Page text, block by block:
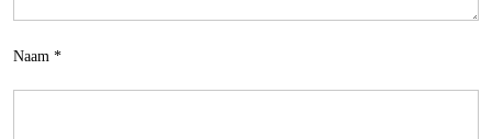
Naam *